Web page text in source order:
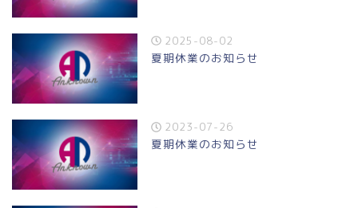
2025-08-02
夏期休業のお知らせ
2023-07-26
夏期休業のお知らせ